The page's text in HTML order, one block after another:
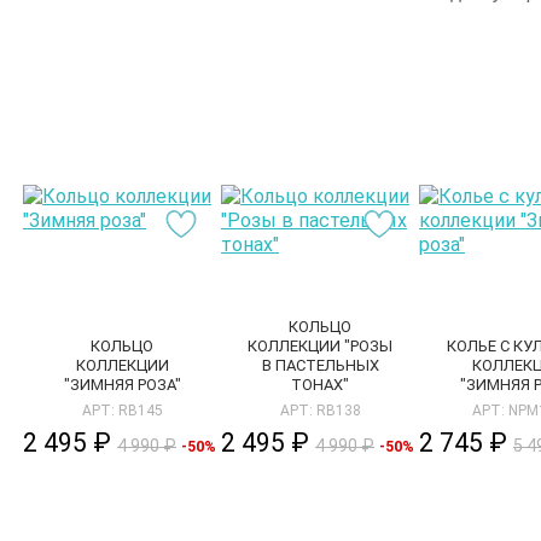
КОЛЬЦО
КОЛЛЕКЦИИ
"ЗИМНЯЯ РОЗА"
АРТ: RB145
2 495 ₽ 4 990 ₽ -50%
КОЛЬЦО
КОЛЛЕКЦИИ "РОЗЫ
В ПАСТЕЛЬНЫХ
ТОНАХ"
АРТ: RB138
2 495 ₽ 4 990 ₽ -50%
КОЛЬЕ С
"ЗИМНЯЯ
АРТ:
2 745 ₽ 5